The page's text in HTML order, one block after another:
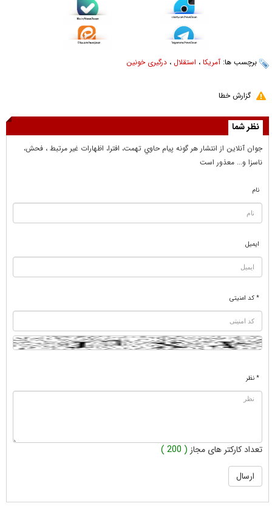
برچسب ها: آمریکا ، استقلال ، درگیری خونین
گزارش خطا
نظر شما
جوان آنلاين از انتشار هر گونه پيام حاوي تهمت، افترا، اظهارات غير مرتبط ، فحش،
ناسزا و... معذور است
نام
ایمیل
* کد امنیتی
* نظر
تعداد کارکتر های مجاز ( 200 )